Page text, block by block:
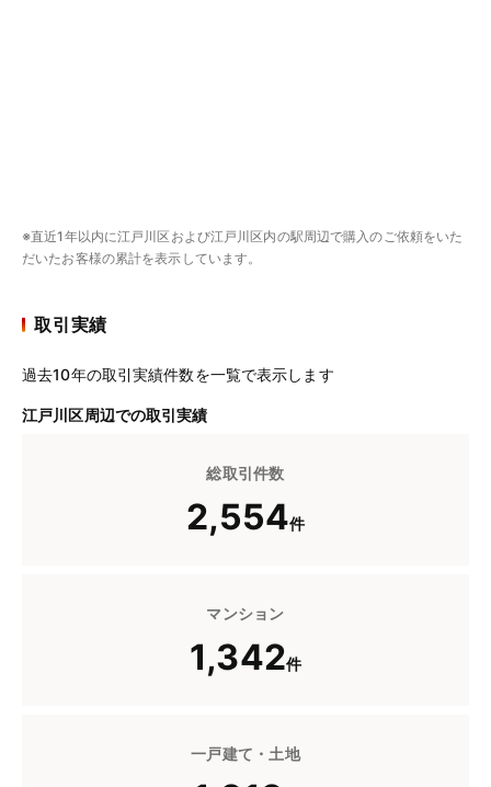
※直近1年以内に江戸川区および江戸川区内の駅周辺で購入のご依頼をいた
だいたお客様の累計を表示しています。
取引実績
過去10年の取引実績件数を一覧で表示します
江戸川区周辺での取引実績
総取引件数
2,554件
マンション
1,342件
一戸建て・土地